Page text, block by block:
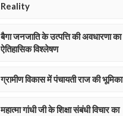
Reality
बैगा जनजाति के उत्पत्ति की अवधारणा का
ऐतिहासिक विश्लेषण
ग्रामीण विकास में पंचायती राज की भूमिका
महात्मा गांधी जी के शिक्षा संबंधी विचार का